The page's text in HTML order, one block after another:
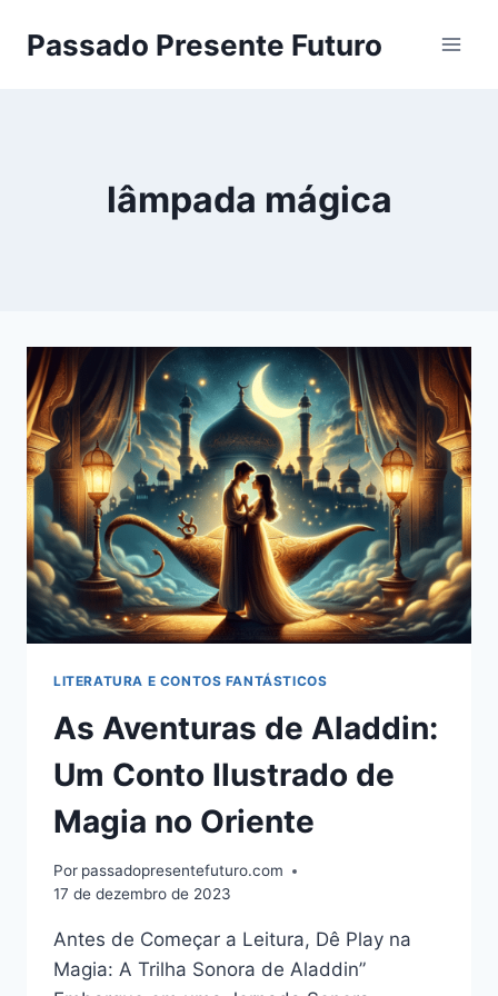
paraPassado Presente Futuro
lâmpada mágica
LITERATURA E CONTOS FANTÁSTICOS
As Aventuras de Aladdin:
Um Conto Ilustrado de
Magia no Oriente
Por passadopresentefuturo.com
17 de dezembro de 2023
Antes de Começar a Leitura, Dê Play na
Magia: A Trilha Sonora de Aladdin”